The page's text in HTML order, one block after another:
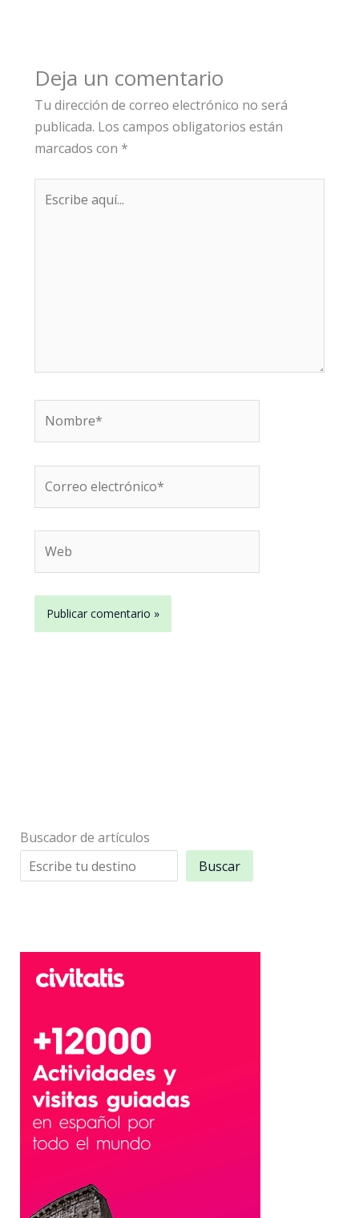
Deja un comentario
Tu dirección de correo electrónico no será
publicada. Los campos obligatorios están
marcados con *
aquí...
electrónico*
Buscador de artículos
Buscar